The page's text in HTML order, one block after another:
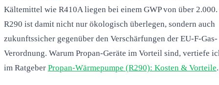
Kältemittel wie R410A liegen bei einem GWP von über 2.000.
R290 ist damit nicht nur ökologisch überlegen, sondern auch
zukunftssicher gegenüber den Verschärfungen der EU-F-Gas-
Verordnung. Warum Propan-Geräte im Vorteil sind, vertiefe
im Ratgeber Propan-Wärmepumpe (R290): Kosten & Vorteile.